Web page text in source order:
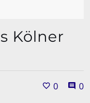
Kölner
0 0